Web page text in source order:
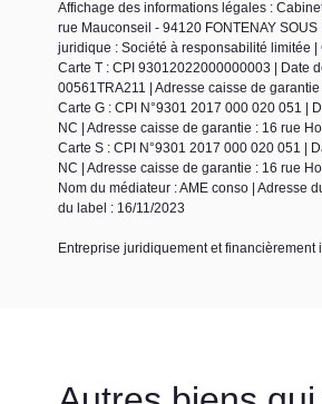
Affichage des informations légales :
rue Mauconseil - 94120 FONTENAY
juridique : Société à responsabilité limitée
Carte T : CPI 93012022000000003 | Date
00561TRA211 | Adresse caisse de
Carte G : CPI N°9301 2017 000 020 051 |
NC | Adresse caisse de garantie : 16 rue
Carte S : CPI N°9301 2017 000 020 051 |
NC | Adresse caisse de garantie : 16 rue
Nom du médiateur : AME conso | Adresse
du label : 16/11/2023
Entreprise juridiquement et financièrement